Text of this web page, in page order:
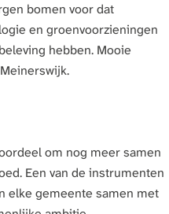
bomen voor dat
en groenvoorzieningen
hebben. Mooie
om nog meer samen
Een van de instrumenten
elke gemeente samen met